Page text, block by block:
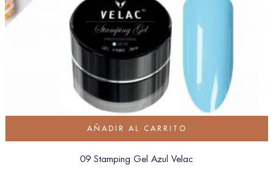
AÑADIR AL CARRITO
09 Stamping Gel Azul Velac